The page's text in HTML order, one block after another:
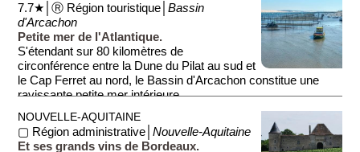
7.7★│Ⓡ Région touristique│Bassin
d'Arcachon
Petite mer de l'Atlantique.
S'étendant sur 80 kilomètres de
circonférence entre la Dune du Pilat au sud et
le Cap Ferret au nord, le Bassin d'Arcachon constitue une
ravissante petite mer intérieure ...
NOUVELLE-AQUITAINE
▢ Région administrative│Nouvelle-Aquitaine
Et ses grands vins de Bordeaux.